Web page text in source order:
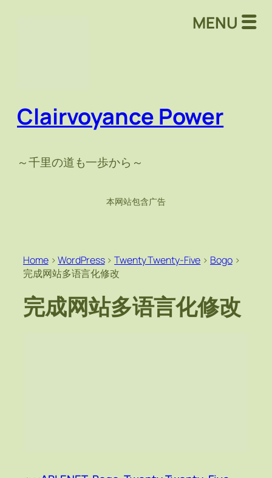
Clairvoyance Power
～千里の道も一歩から～
本网站包含广告
Home>WordPress>Twenty Twenty-Five > Bogo>
完成网站多语言化修改
完成网站多语言化修改
MENU